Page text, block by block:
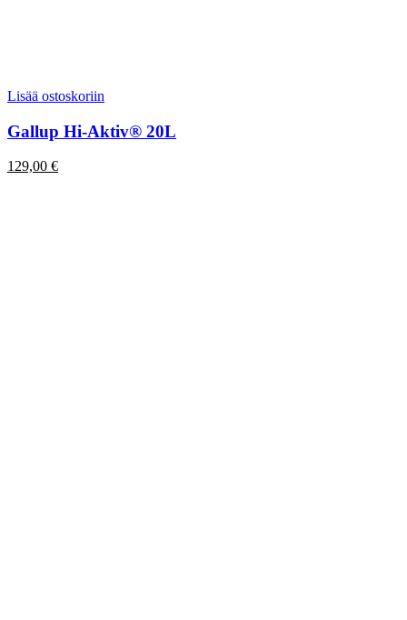
Lisää ostoskoriin
Gallup Hi-Aktiv® 20L
129,00 €